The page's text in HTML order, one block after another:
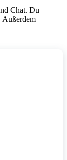
Chat. Du
Außerdem